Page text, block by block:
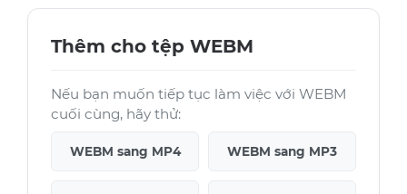
Thêm cho tệp WEBM
Nếu bạn muốn tiếp tục làm việc với WEBM
cuối cùng, hãy thử:
WEBM sang MP4 WEBM sang MP3